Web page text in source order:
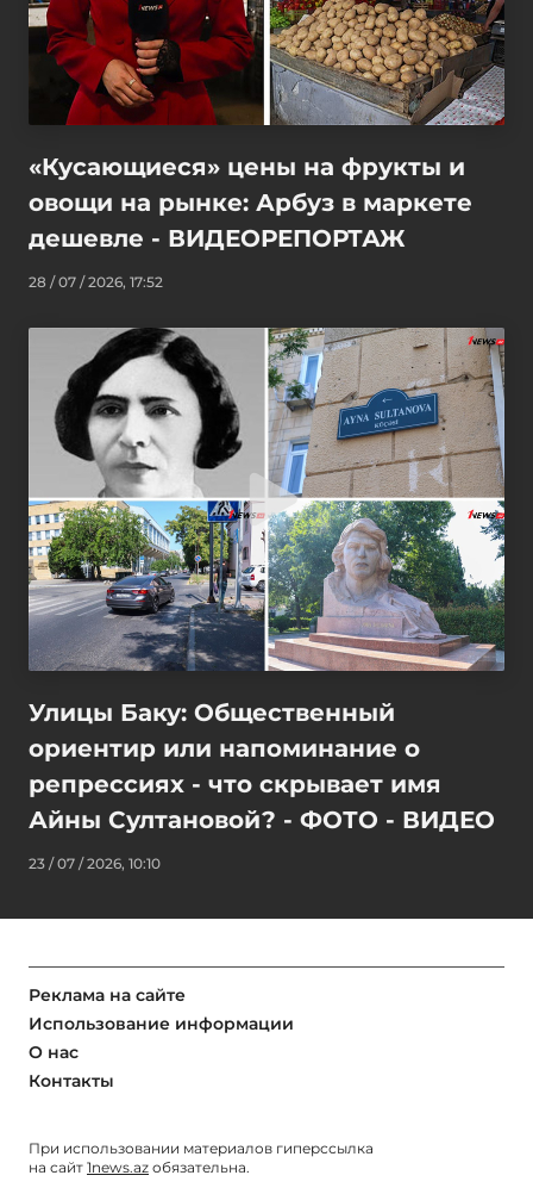
«Кусающиеся» цены на фрукты и
овощи на рынке: Арбуз в маркете
дешевле - ВИДЕОРЕПОРТАЖ
28 / 07 / 2026, 17:52
Улицы Баку: Общественный
ориентир или напоминание о
репрессиях - что скрывает имя
Айны Султановой? - ФОТО - ВИДЕО
23 / 07 / 2026, 10:10
Реклама на сайте
Использование информации
О нас
Контакты
При использовании материалов гиперссылка
на сайт 1news.az обязательна.